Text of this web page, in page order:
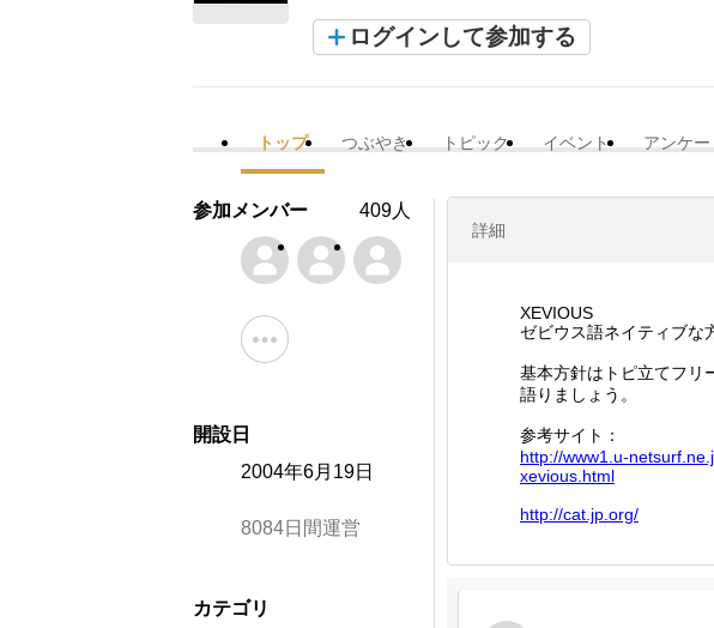
ログインして参加する
トップ つぶやき トピック イベント アンケー
詳細
XEVIOUS
ゼビウス語ネイティブな
基本方針はトピ立てフリ
語りましょう。
参考サイト：
http://www1.u-netsurf
xevious .html
http://cat.jp. org/
参加メンバー 409人
開設日
2004年6月19日
8084日間運営
カテゴリ